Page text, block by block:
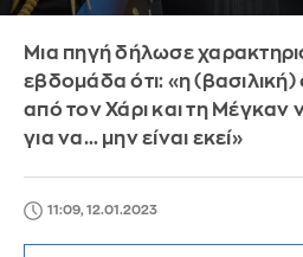
Μια πηγή δήλωσε
εβδομάδα ότι: «η (βασιλική)
από τον Χάρι και τη Μέγκαν
για να… μην είναι εκεί»
11:09, 12.01.2023